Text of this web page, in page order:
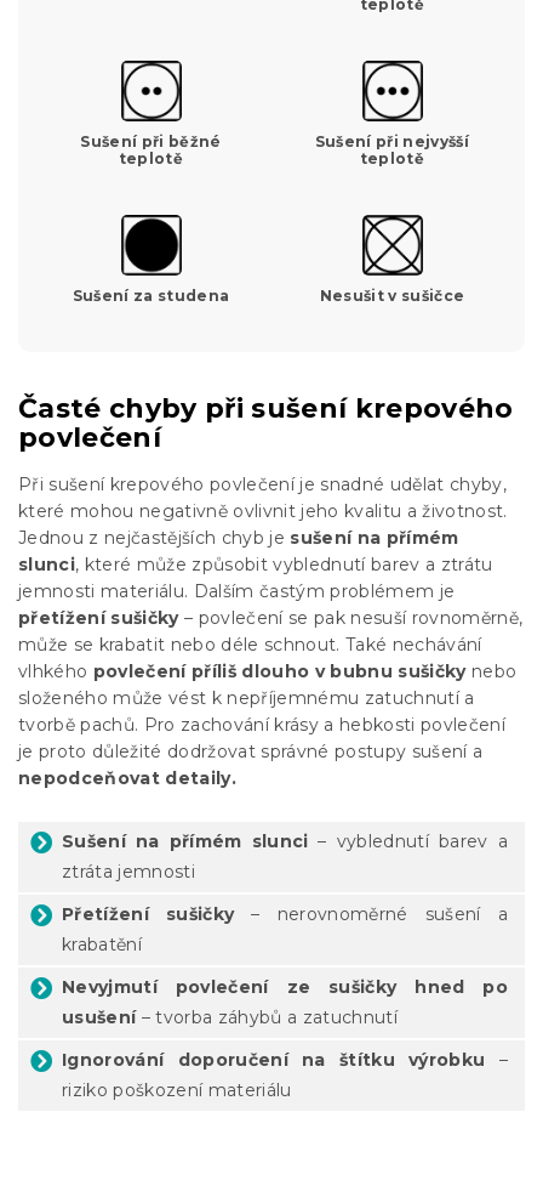
teplotě
Sušení při běžné
teplotě
Sušení při nejvyšší
teplotě
Sušení za studena Nesušit v sušičce
Časté chyby při sušení krepového
povlečení
Při sušení krepového povlečení je snadné udělat chyby,
které mohou negativně ovlivnit jeho kvalitu a životnost.
Jednou z nejčastějších chyb je sušení na přímém
slunci, které může způsobit vyblednutí barev a ztrátu
jemnosti materiálu. Dalším častým problémem je
přetížení sušičky– povlečení se pak nesuší rovnoměrně,
může se krabatit nebo déle schnout. Také nechávání
vlhkého povlečení příliš dlouho v bubnu sušičkynebo
složeného může vést k nepříjemnému zatuchnutí a
tvorbě pachů. Pro zachování krásy a hebkosti povlečení
je proto důležité dodržovat správné postupy sušení a
nepodceňovat detaily.
Sušení na přímém slunci – vyblednutí barev a
ztráta jemnosti
Přetížení sušičky– nerovnoměrné sušení a
krabatění
Nevyjmutí povlečení ze sušičky hned po
usušení– tvorba záhybů a zatuchnutí
Ignorování doporučení na štítku výrobku –
riziko poškození materiálu